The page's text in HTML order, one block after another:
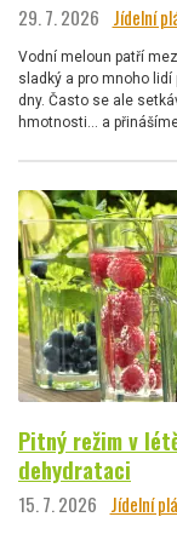
29. 7. 2026 Jídelní
Vodní meloun patří
sladký a pro mnoho
dny. Často se ale
hmotnosti… a
Pitný režim v
dehydrataci
15. 7. 2026 Jídelní